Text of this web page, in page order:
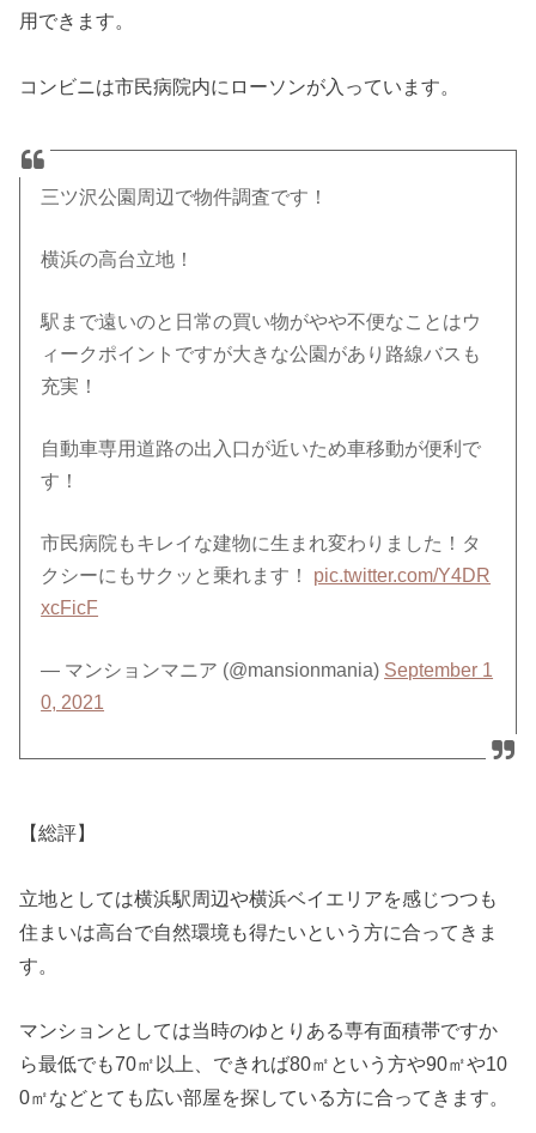
用できます。
コンビニは市民病院内にローソンが入っています。
三ツ沢公園周辺で物件調査です！
横浜の高台立地！
駅まで遠いのと日常の買い物がやや不便なことはウ
ィークポイントですが大きな公園があり路線バスも
充実！
自動車専用道路の出入口が近いため車移動が便利で
す！
市民病院もキレイな建物に生まれ変わりました！タ
クシーにもサクッと乗れます！ pic.twitter.com/Y4DR
xcFicF
— マンションマニア (@mansionmania) September 1
0, 2021
【総評】
立地としては横浜駅周辺や横浜ベイエリアを感じつつも
住まいは高台で自然環境も得たいという方に合ってきま
す。
マンションとしては当時のゆとりある専有面積帯ですか
ら最低でも70㎡以上、できれば80㎡という方や90㎡や10
0㎡などとても広い部屋を探している方に合ってきます。